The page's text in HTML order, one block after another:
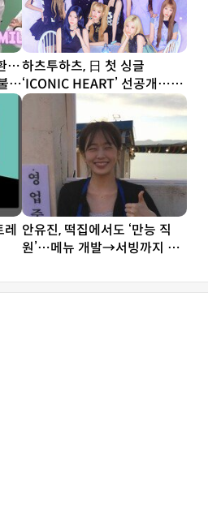
…
후
하츠투하츠, 日 첫 싱글
‘ICONIC HEART’ 선공개…짜
릿한 설렘 담았다
안유진, 떡집에서도 ‘만능 직
원’…메뉴 개발→서빙까지 똑